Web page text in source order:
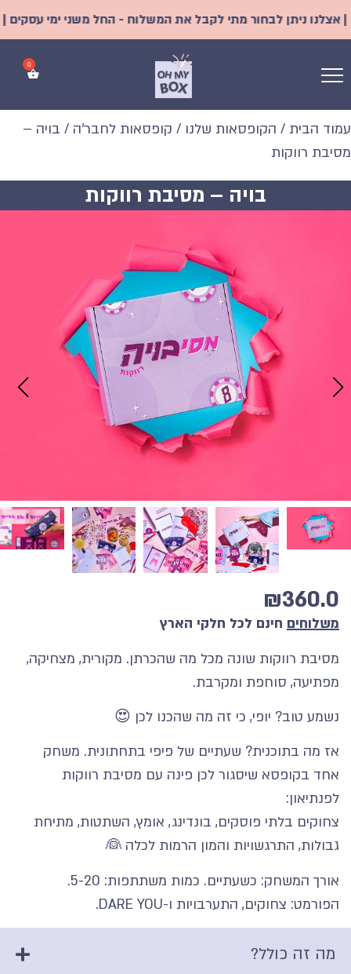
ניתן לבחור מתי לקבל את המשלוח - החל משני ימי עסקים |
עמוד הבית / הקופסאות שלנו / קופסאות לחבר'ה / בויה –
מסיבת רווקות
₪360.0
משלוחים חינם לכל חלקי הארץ
מסיבת רווקות שונה מכל מה שהכרתן. מקורית, מצחיקה,
מפתיעה, סוחפת ומקרבת.
נשמע טוב? יופי, כי זה מה שהכנו לכן 😍
אז מה בתוכנית? שעתיים של פיפי בתחתונית. משחק
אחד בקופסא שיסגור לכן פינה עם מסיבת רווקות
לפנתיאון:
צחוקים בלתי פוסקים, בונדינג, אומץ, השתטות, מתיחת
גבולות, התרגשויות והמון הרמות לכלה 👰
אורך המשחק: כשעתיים. כמות משתתפות: 5-20.
הפורמט: צחוקים, התערבויות ו-DARE YOU.
מה זה כולל?
בויה – מסיבת רווקות